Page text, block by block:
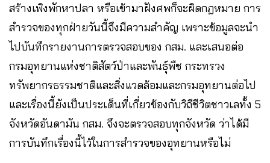
สร้างเพิงพักหาปลา หรือเข้ามาฝังศพก็จะผิดกฎหมาย การ
สำรวจของทุกฝ่ายวันนี้จึงมีความสำคัญ เพราะข้อมูลจะนำ
ไปบันทึกรายงานการตรวจสอบของ กสม. และเสนอต่อ
กรมอุทยานแห่งชาติสัตว์ป่าและพันธุ์พืช กระทรวง
ทรัพยากรธรรมชาติและสิ่งแวดล้อมและกรมอุทยานต่อไป
และเรื่องนี้ยังเป็นประเด็นที่เกี่ยวข้องกับวิถีชีวิตชาวเลทั้ง 5
จังหวัดอันดามัน กสม. จึงจะตรวจสอบทุกจังหวัด ว่าได้มี
การบันทึกเรื่องนี้ไว้ในการสำรวจของอุทยานหรือไม่